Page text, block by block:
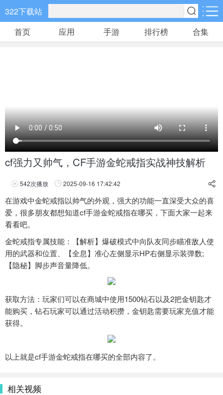
322下载站
手游分类 应用分类
0款手游
38款手游
30款手游
策略塔防
60款手游
体育竞速
26款手游
冒险解谜
26款手游
30款手游
首页 应用 手游 排行榜 合集
cf强力又帅气，CF手游金蛇戒指实战神技解析
542次播放
2025-09-16 17:42:42
在游戏中金蛇戒指以帅气的外观，强大的功能一直深受大众的喜
爱，很多朋友都想知道cf手游金蛇戒指在哪买，下面大家一起来
看看吧。
金蛇戒指专属技能：【解析】爆破模式中向队友同步瞄准敌人使
用的武器和位置、【全息】准心左侧显示HP右侧显示装弹数;
【隐秘】脚步声音量降低。
获取方法：玩家们可以在商城中使用1500钻石以及2把金钥匙才
能购买，钻石玩家可以通过活动积攒，金钥匙需要玩家充值才能
获得。
以上就是cf手游金蛇戒指在哪买的全部内容了。
相关视频